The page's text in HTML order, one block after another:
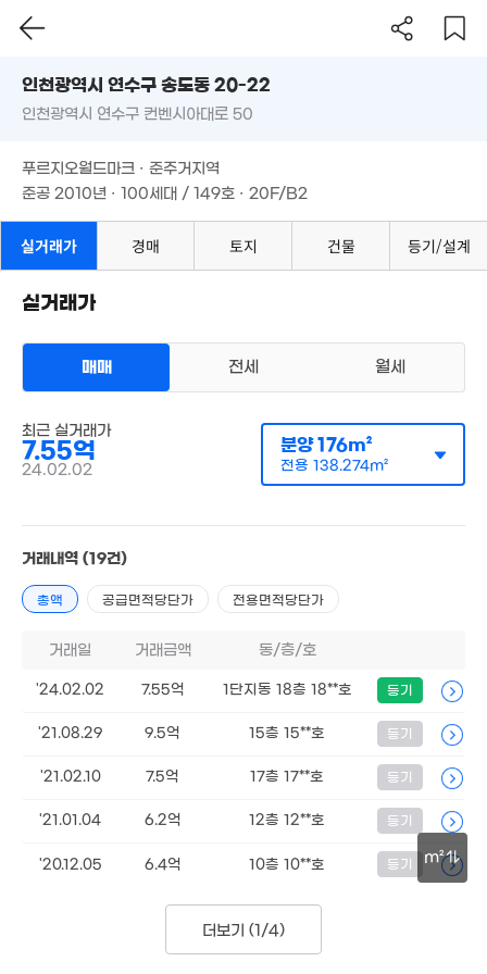
7.45억
160m²
매물
7억
매매 7억 5500만원
전용138m²
필터 매물 탐색
인천시 연수구 송도동 20-22
준공 2010년 · 100세대 / 149호 · 20F/B2
m²
인천광역시 연수구 송도동 20-22
인천광역시 연수구 컨벤시아대로 50
푸르지오월드마크 · 준주거지역
준공 2010년 · 100세대 / 149호 · 20F/B2
실거래가 경매 토지 건물 등기/설계
실거래가
매매 전세 월세
최근 실거래가
7.55억
24.02.02
분양176m²
전용 138.274m²
거래내역 (19건)
총액 공급면적당단가 전용면적당단가
거래일 거래금액 동/층/호
'24.02.02 7.55억 1단지동 18층 18**호 등기
'21.08.29 9.5억 15층 15**호 등기
'21.02.10 7.5억 17층 17**호 등기
'21.01.04 6.2억 12층 12**호 등기
'20.12.05 6.4억 10층 10**호 등기
더보기 (1/4)